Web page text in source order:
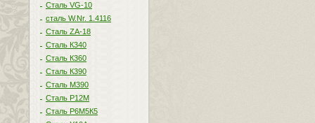
Сталь VG-10
сталь W.Nr. 1.4116
Сталь ZA-18
Сталь К340
Сталь К360
Сталь К390
Сталь М390
Сталь Р12М
Сталь Р6М5К5